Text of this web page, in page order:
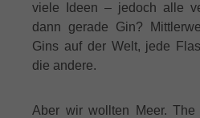
viele Ideen – jedoch alle
dann gerade Gin?
Gins auf der Welt, jede
die andere.
Aber wir wollten Meer.